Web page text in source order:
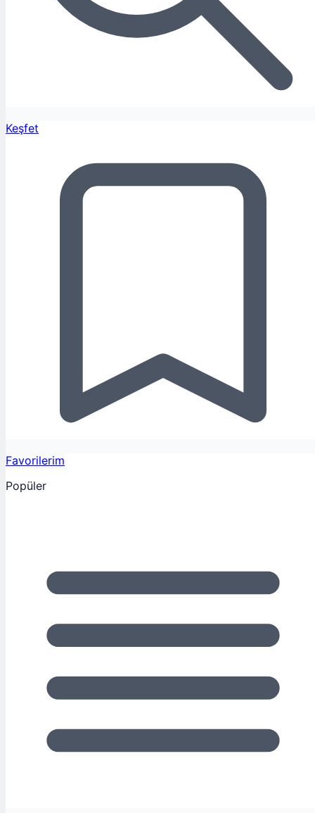
Keşfet
Favorilerim
Popüler